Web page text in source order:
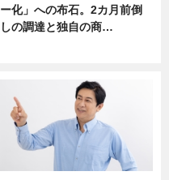
ー化」への布石。2カ月前倒
しの調達と独自の商…